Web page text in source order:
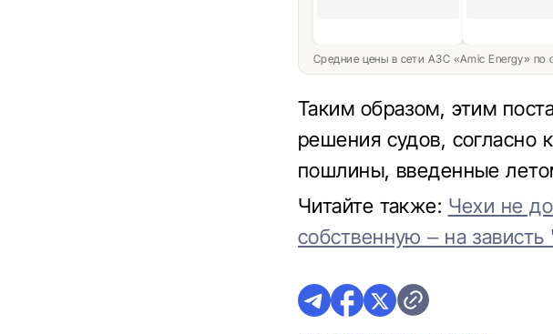
Средние цены в сети АЗС «Amic Energy» по
Таким образом, этим
решения судов, согласно
пошлины, введенные
Читайте также: Чехи не
собственную – на